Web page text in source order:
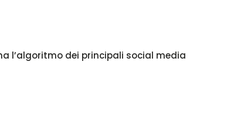
l’algoritmo dei principali social media